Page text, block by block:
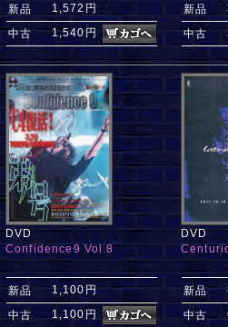
新品 1,572円
中古 1,540円
新品
中古
DVD
Confidence9 Vol.8
DVD
新品 1,100円
中古 1,100円
新品
中古